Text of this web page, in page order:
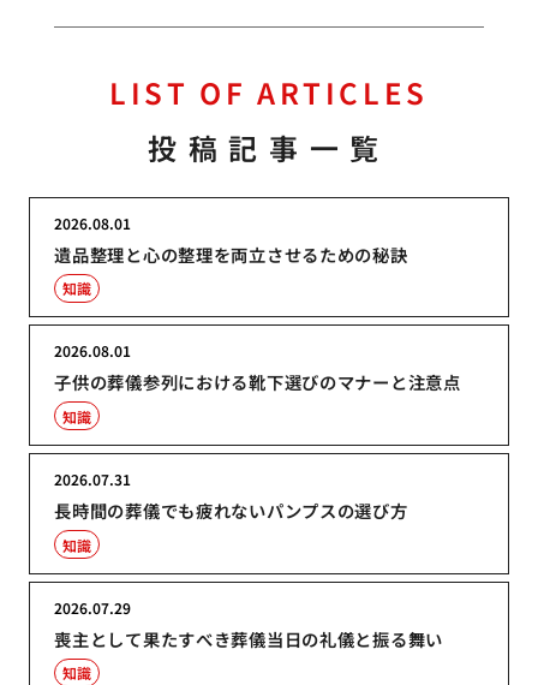
LIST OF ARTICLES
投稿記事一覧
遺品整理と心の整理を両立させるための秘訣
2026.08.01
知識
子供の葬儀参列における靴下選びのマナーと注意点
2026.08.01
知識
長時間の葬儀でも疲れないパンプスの選び方
2026.07.31
知識
喪主として果たすべき葬儀当日の礼儀と振る舞い
2026.07.29
知識